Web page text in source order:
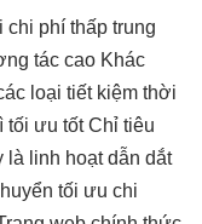
chi phí thấp trung
tác cao Khác
loại tiết kiệm thời
tối ưu tốtChỉ tiêu
là linh hoạtdẫn dắt
tối ưu chi